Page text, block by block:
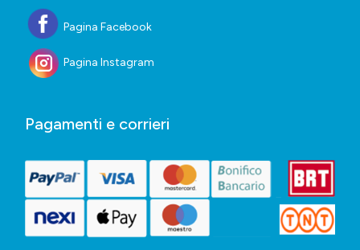
Pagina Facebook
Pagina Instagram
Pagamenti e corrieri